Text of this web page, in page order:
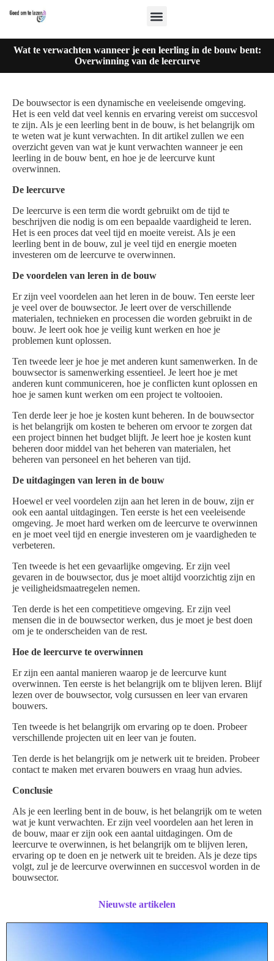
Wat te verwachten wanneer je een leerling in de bouw bent:
Overwinning van de leercurve
De bouwsector is een dynamische en veeleisende omgeving.
Het is een veld dat veel kennis en ervaring vereist om succesvol
te zijn. Als je een leerling bent in de bouw, is het belangrijk om
te weten wat je kunt verwachten. In dit artikel zullen we een
overzicht geven van wat je kunt verwachten wanneer je een
leerling in de bouw bent, en hoe je de leercurve kunt
overwinnen.
De leercurve
De leercurve is een term die wordt gebruikt om de tijd te
beschrijven die nodig is om een bepaalde vaardigheid te leren.
Het is een proces dat veel tijd en moeite vereist. Als je een
leerling bent in de bouw, zul je veel tijd en energie moeten
investeren om de leercurve te overwinnen.
De voordelen van leren in de bouw
Er zijn veel voordelen aan het leren in de bouw. Ten eerste leer
je veel over de bouwsector. Je leert over de verschillende
materialen, technieken en processen die worden gebruikt in de
bouw. Je leert ook hoe je veilig kunt werken en hoe je
problemen kunt oplossen.
Ten tweede leer je hoe je met anderen kunt samenwerken. In de
bouwsector is samenwerking essentieel. Je leert hoe je met
anderen kunt communiceren, hoe je conflicten kunt oplossen en
hoe je samen kunt werken om een project te voltooien.
Ten derde leer je hoe je kosten kunt beheren. In de bouwsector
is het belangrijk om kosten te beheren om ervoor te zorgen dat
een project binnen het budget blijft. Je leert hoe je kosten kunt
beheren door middel van het beheren van materialen, het
beheren van personeel en het beheren van tijd.
De uitdagingen van leren in de bouw
Hoewel er veel voordelen zijn aan het leren in de bouw, zijn er
ook een aantal uitdagingen. Ten eerste is het een veeleisende
omgeving. Je moet hard werken om de leercurve te overwinnen
en je moet veel tijd en energie investeren om je vaardigheden te
verbeteren.
Ten tweede is het een gevaarlijke omgeving. Er zijn veel
gevaren in de bouwsector, dus je moet altijd voorzichtig zijn en
je veiligheidsmaatregelen nemen.
Ten derde is het een competitieve omgeving. Er zijn veel
mensen die in de bouwsector werken, dus je moet je best doen
om je te onderscheiden van de rest.
Hoe de leercurve te overwinnen
Er zijn een aantal manieren waarop je de leercurve kunt
overwinnen. Ten eerste is het belangrijk om te blijven leren. Blijf
lezen over de bouwsector, volg cursussen en leer van ervaren
bouwers.
Ten tweede is het belangrijk om ervaring op te doen. Probeer
verschillende projecten uit en leer van je fouten.
Ten derde is het belangrijk om je netwerk uit te breiden. Probeer
contact te maken met ervaren bouwers en vraag hun advies.
Conclusie
Als je een leerling bent in de bouw, is het belangrijk om te weten
wat je kunt verwachten. Er zijn veel voordelen aan het leren in
de bouw, maar er zijn ook een aantal uitdagingen. Om de
leercurve te overwinnen, is het belangrijk om te blijven leren,
ervaring op te doen en je netwerk uit te breiden. Als je deze tips
volgt, zul je de leercurve overwinnen en succesvol worden in de
bouwsector.
Nieuwste artikelen